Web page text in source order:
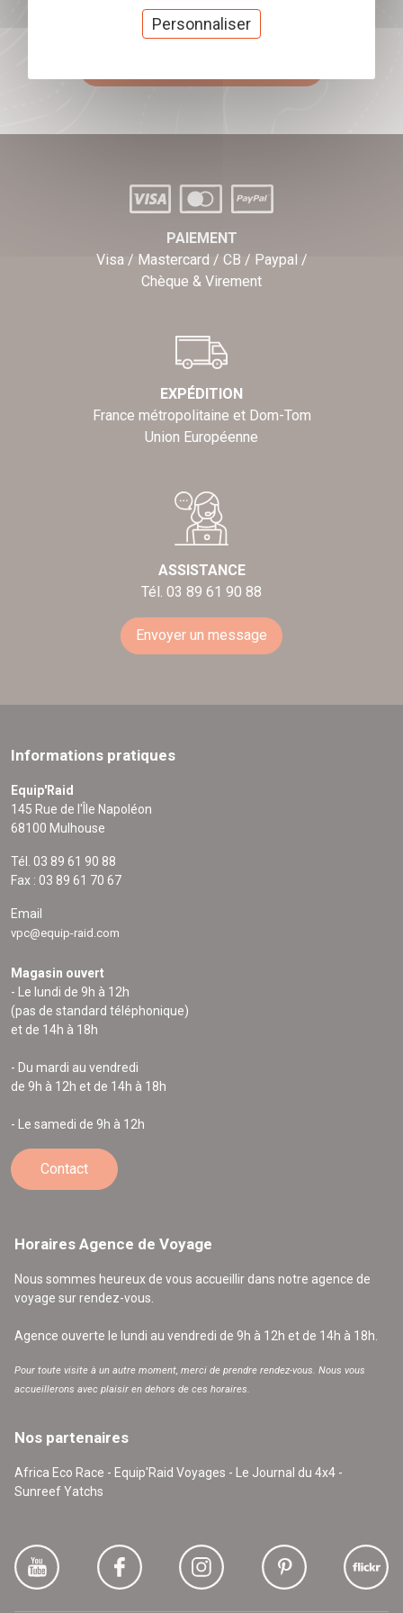
Offrez nos chèques
cadeaux
PAIEMENT
Visa / Mastercard / CB / Paypal /
Chèque & Virement
EXPÉDITION
France métropolitaine et Dom-Tom
Union Européenne
ASSISTANCE
Tél. 03 89 61 90 88
Envoyer un message
Informations pratiques
Equip'Raid
145 Rue de l'Île Napoléon
68100 Mulhouse
Tél. 03 89 61 90 88
Fax : 03 89 61 70 67
Email
vpc@equip-raid.com
Magasin ouvert
- Le lundi de 9h à 12h
(pas de standard téléphonique)
et de 14h à 18h
- Du mardi au vendredi
de 9h à 12h et de 14h à 18h
- Le samedi de 9h à 12h
Contact
Horaires Agence de Voyage
Nous sommes heureux de vous accueillir dans notre agence de
voyage sur rendez-vous.
Agence ouverte le lundi au vendredi de 9h à 12h et de 14h à 18h.
Pour toute visite à un autre moment, merci de prendre rendez-vous. Nous vous
accueillerons avec plaisir en dehors de ces horaires.
Nos partenaires
Africa Eco Race - Equip'Raid Voyages - Le Journal du 4x4 -
Sunreef Yatchs
Personnaliser